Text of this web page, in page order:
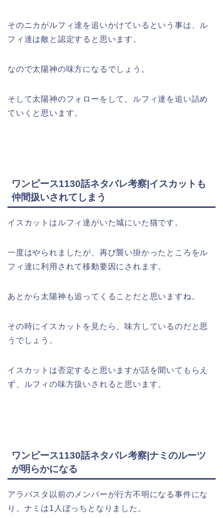
そのニカがルフィ達を追いかけているという事は、ル
フィ達は敵と認定すると思います。
なので太陽神の味方になるでしょう。
そして太陽神のフォローをして、ルフィ達を追い詰め
ていくと思います。
ワンピース1130話ネタバレ考察|イスカットも
仲間扱いされてしまう
イスカットはルフィ達がいた城にいた猫です。
一度はやられましたが、再び襲い掛かったところをル
フィ達に利用されて移動要因にされます。
あとから太陽神も追ってくることだと思いますね。
その時にイスカットを見たら、味方しているのだと思
うでしょう。
イスカットは否定すると思いますが話を聞いてもらえ
ず、ルフィの味方扱いされると思います。
ワンピース1130話ネタバレ考察|ナミのルーツ
が明らかになる
アラバスタ以前のメンバーが行方不明になる事件にな
り、ナミは1人ぼっちとなりました。